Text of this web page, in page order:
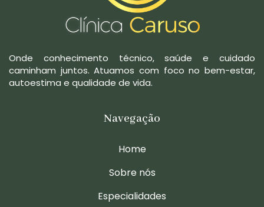
Onde conhecimento técnico, saúde e cuidado
caminham juntos. Atuamos com foco no bem-estar,
autoestima e qualidade de vida.
Navegação
Home
Sobre nós
Especialidades